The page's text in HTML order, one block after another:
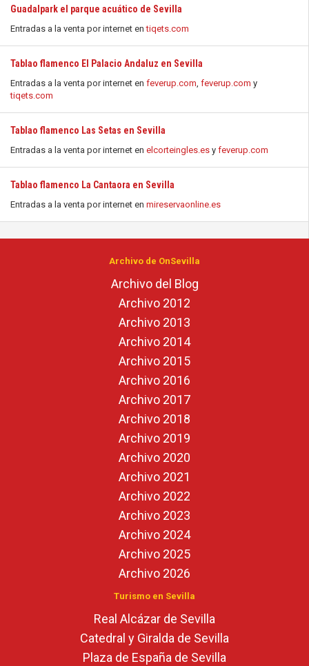
Guadalpark el parque acuático de Sevilla
Entradas a la venta por internet entiqets.com
Tablao flamenco El Palacio Andaluz en Sevilla
Entradas a la venta por internet en feverup.com, feverup.com y
tiqets.com
Tablao flamenco Las Setas en Sevilla
Entradas a la venta por internet en elcorteingles.es y feverup.com
Tablao flamenco La Cantaora en Sevilla
Entradas a la venta por internet en mireservaonline.es
Archivo de OnSevilla
Archivo del Blog
Archivo 2012
Archivo 2013
Archivo 2014
Archivo 2015
Archivo 2016
Archivo 2017
Archivo 2018
Archivo 2019
Archivo 2020
Archivo 2021
Archivo 2022
Archivo 2023
Archivo 2024
Archivo 2025
Archivo 2026
Turismo en Sevilla
Real Alcázar de Sevilla
Catedral y Giralda de Sevilla
Plaza de España de Sevilla